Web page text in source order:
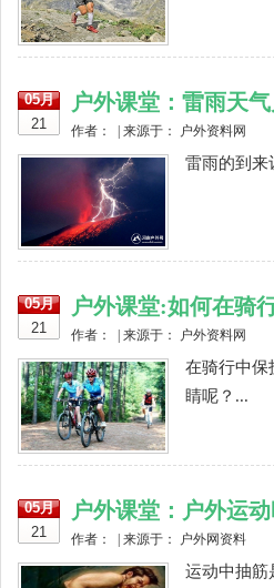
05月
21
户外课堂：雷雨天
作者： | 来源于： 户外资料网
雷雨的到来
05月
21
户外课堂:如何在骑
作者： | 来源于： 户外资料网
在骑行中保
睛呢？...
05月
21
户外课堂：户外运
作者： | 来源于： 户外网资料
运动中抽筋